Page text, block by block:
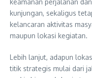
keamanan perjalanan
kunjungan, sekaligus
kelancaran aktivitas
maupun lokasi kegiatan.
Lebih lanjut, adapun
titik strategis mulai dari